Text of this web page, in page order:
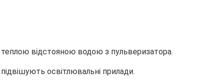
відстояною водою з пульверизатора.
освітлювальні прилади.